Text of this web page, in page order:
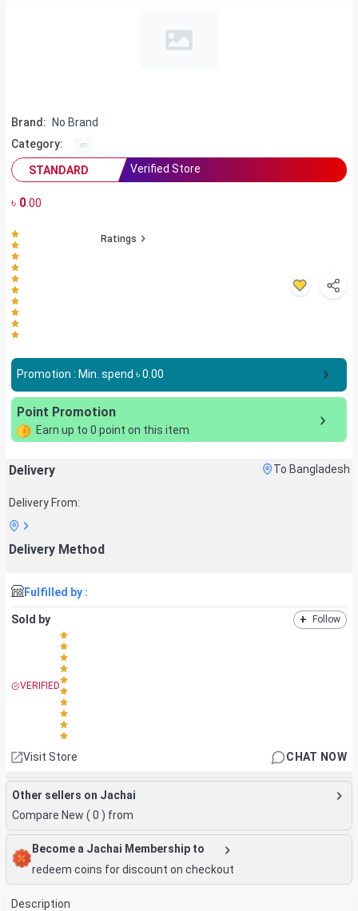
Brand:
No Brand
Category:
STANDARD
Verified Store
৳ 0.00
Ratings
Promotion : Min. spend ৳0.00
Point Promotion
Earn up to 0 point on this item
Delivery To Bangladesh
Delivery From:
Delivery Method
Fulfilled by :
Sold by + Follow
VERIFIED
Visit Store CHAT NOW
Other sellers on Jachai
Compare New ( 0 ) from
Become a Jachai Membership to
redeem coins for discount on checkout
Description